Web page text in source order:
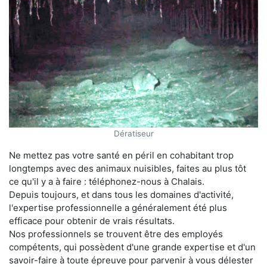
Dératiseur
Ne mettez pas votre santé en péril en cohabitant trop
longtemps avec des animaux nuisibles, faites au plus tôt
ce qu'il y a à faire : téléphonez-nous à Chalais.
Depuis toujours, et dans tous les domaines d'activité,
l'expertise professionnelle a généralement été plus
efficace pour obtenir de vrais résultats.
Nos professionnels se trouvent être des employés
compétents, qui possèdent d'une grande expertise et d'un
savoir-faire à toute épreuve pour parvenir à vous délester